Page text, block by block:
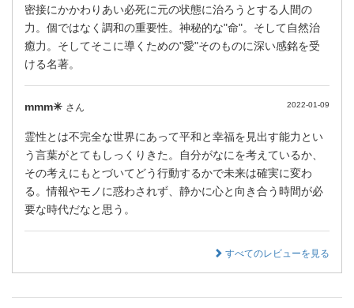
密接にかかわりあい必死に元の状態に治ろうとする人間の
力。個ではなく調和の重要性。神秘的な"命"。そして自然治
癒力。そしてそこに導くための"愛"そのものに深い感銘を受
ける名著。
mmm✳︎ さん 2022-01-09
霊性とは不完全な世界にあって平和と幸福を見出す能力とい
う言葉がとてもしっくりきた。自分がなにを考えているか、
その考えにもとづいてどう行動するかで未来は確実に変わ
る。情報やモノに惑わされず、静かに心と向き合う時間が必
要な時代だなと思う。
すべてのレビューを見る